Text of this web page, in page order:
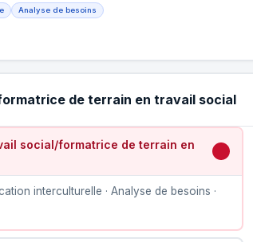
Analyse de besoins
de terrain en travail social
social/formatrice de terrain en
interculturelle · Analyse de besoins ·